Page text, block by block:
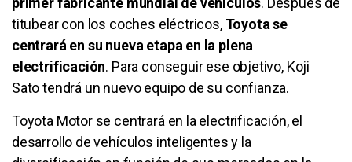
titubear con los coches eléctricos, Toyota se
centrará en su nueva etapa en la plena
electrificación. Para conseguir ese objetivo, Koji
Sato tendrá un nuevo equipo de su confianza.
Toyota Motor se centrará en la electrificación, el
desarrollo de vehículos inteligentes y la